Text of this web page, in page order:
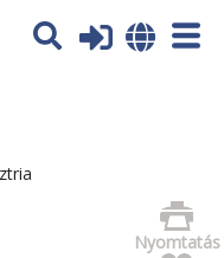
tájékoztatás itt:
Nyomtatás